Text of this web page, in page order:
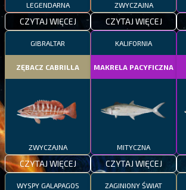
LEGENDARNA
CZYTAJ WIĘCEJ
ZWYCZAJNA
CZYTAJ WIĘCEJ
GIBRALTAR
ZĘBACZ CABRILLA
ZWYCZAJNA
CZYTAJ WIĘCEJ
KALIFORNIA
MAKRELA PACYFICZNA
MITYCZNA
CZYTAJ WIĘCEJ
WYSPY GALAPAGOS ZAGINIONY ŚWIAT